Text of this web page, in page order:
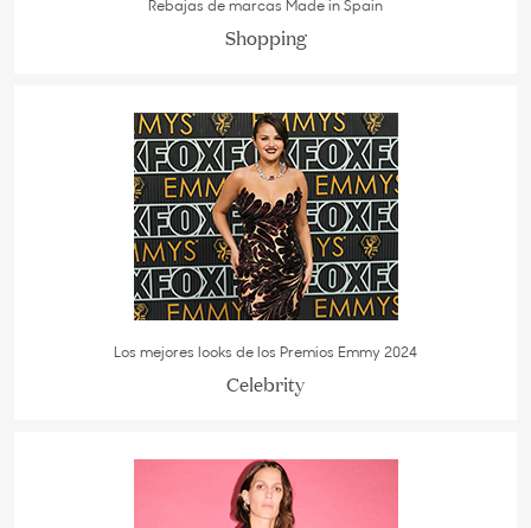
Rebajas de marcas Made in Spain
Shopping
Los mejores looks de los Premios Emmy 2024
Celebrity